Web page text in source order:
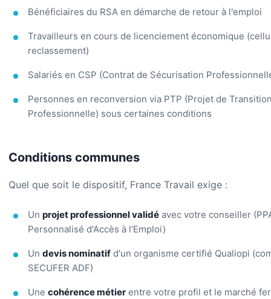
Bénéficiaires du RSA en démarche de retour à l'emploi
Travailleurs en cours de licenciement économique
reclassement)
Salariés en CSP (Contrat de Sécurisation
Personnes en reconversion via PTP (Projet de
Professionnelle) sous certaines conditions
Conditions communes
Quel que soit le dispositif, France Travail exige :
Un projet professionnel validé avec votre conseiller
Personnalisé d'Accès à l'Emploi)
Un devis nominatif d'un organisme certifié Qualiopi
SECUFER ADF)
Une cohérence métier entre votre profil et le marché